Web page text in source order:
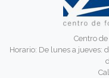
Centro
Horario: De lunes a jueves: